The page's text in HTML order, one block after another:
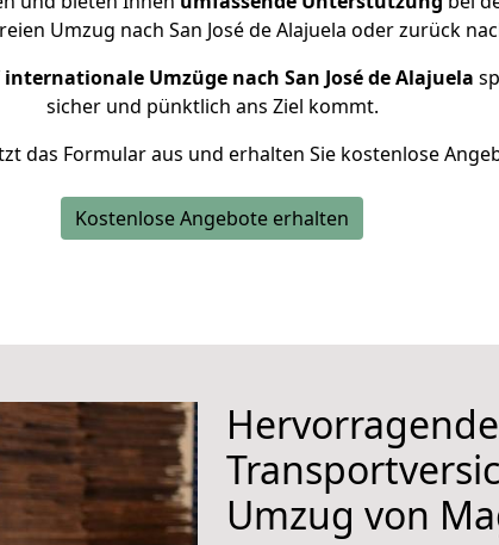
Umzug nach San José de Alajuela oder zurück
internationale Umzüge nach San José de Alajuela
sicher und pünktlich ans Ziel kommt.
das Formular aus und erhalten Sie kostenlose
Kostenlose Angebote erhalten
Hervorragende
Umzug von